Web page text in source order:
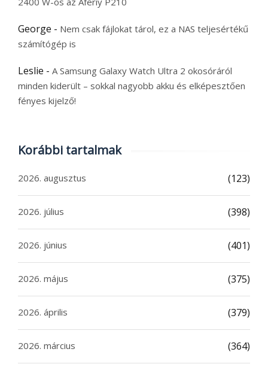
George - Nem csak fájlokat tárol, ez a NAS teljesértékű
számítógép is
Leslie - A Samsung Galaxy Watch Ultra 2 okosóráról
minden kiderült – sokkal nagyobb akku és elképesztően
fényes kijelző!
Korábbi tartalmak
2026. augusztus (123)
2026. július (398)
2026. június (401)
2026. május (375)
2026. április (379)
2026. március (364)